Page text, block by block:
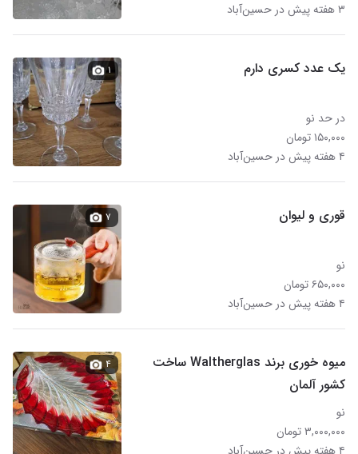
۳ هفته پیش در حسین‌آباد
یک عدد کسری دارم
در حد نو
۱۵۰,۰۰۰ تومان
۴ هفته پیش در حسین‌آباد
۱
قوری و لیوان
نو
۶۵۰,۰۰۰ تومان
۴ هفته پیش در حسین‌آباد
۷
میوه خوری برند Waltherglas ساخت
کشور آلمان
نو
۳,۰۰۰,۰۰۰ تومان
۴